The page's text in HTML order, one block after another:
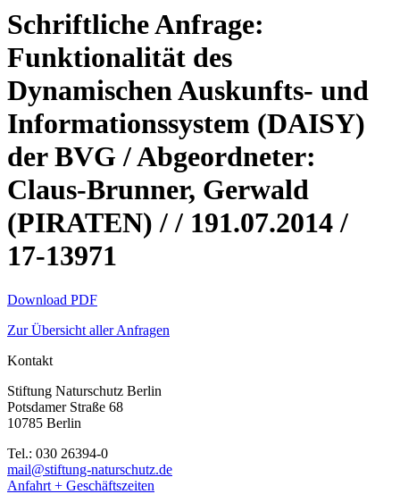
Schriftliche Anfrage:
Funktionalität des
Dynamischen Auskunfts- und
Informationssystem (DAISY)
der BVG / Abgeordneter:
Claus-Brunner, Gerwald
(PIRATEN) / / 191.07.2014 /
17-13971
Download PDF
Zur Übersicht aller Anfragen
Kontakt
Stiftung Naturschutz Berlin
Potsdamer Straße 68
10785 Berlin
Tel.: 030 26394-0
mail@stiftung-naturschutz.de
Anfahrt + Geschäftszeiten